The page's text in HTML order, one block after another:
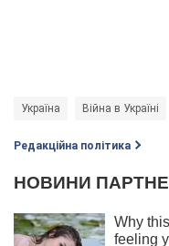
Україна Війна в Україні
Редакційна політика